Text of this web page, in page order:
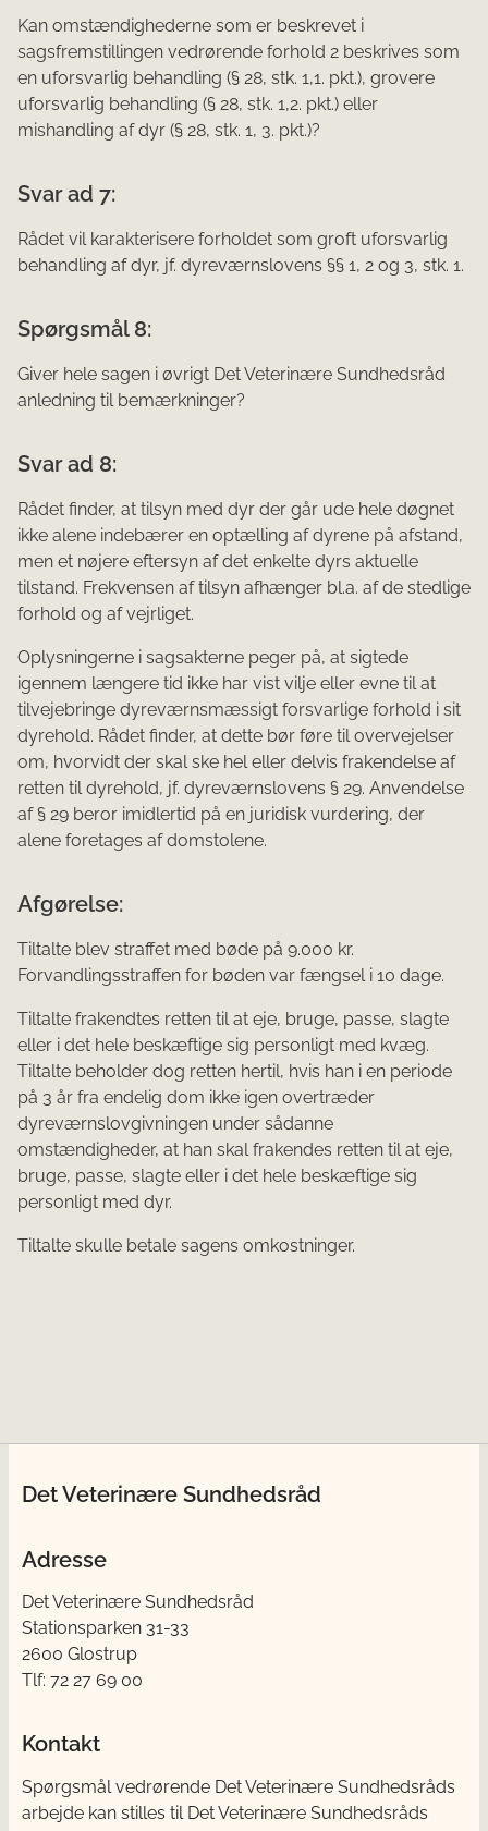
Kan omstændighederne som er beskrevet i
sagsfremstillingen vedrørende forhold 2 beskrives som
en uforsvarlig behandling (§ 28, stk. 1,1. pkt.), grovere
uforsvarlig behandling (§ 28, stk. 1,2. pkt.) eller
mishandling af dyr (§ 28, stk. 1, 3. pkt.)?
Svar ad 7:
Rådet vil karakterisere forholdet som groft uforsvarlig
behandling af dyr, jf. dyreværnslovens §§ 1, 2 og 3, stk. 1.
Spørgsmål 8:
Giver hele sagen i øvrigt Det Veterinære Sundhedsråd
anledning til bemærkninger?
Svar ad 8:
Rådet finder, at tilsyn med dyr der går ude hele døgnet
ikke alene indebærer en optælling af dyrene på afstand,
men et nøjere eftersyn af det enkelte dyrs aktuelle
tilstand. Frekvensen af tilsyn afhænger bl.a. af de stedlige
forhold og af vejrliget.
Oplysningerne i sagsakterne peger på, at sigtede
igennem længere tid ikke har vist vilje eller evne til at
tilvejebringe dyreværnsmæssigt forsvarlige forhold i sit
dyrehold. Rådet finder, at dette bør føre til overvejelser
om, hvorvidt der skal ske hel eller delvis frakendelse af
retten til dyrehold, jf. dyreværnslovens § 29. Anvendelse
af § 29 beror imidlertid på en juridisk vurdering, der
alene foretages af domstolene.
Afgørelse:
Tiltalte blev straffet med bøde på 9.000 kr.
Forvandlingsstraffen for bøden var fængsel i 10 dage.
Tiltalte frakendtes retten til at eje, bruge, passe, slagte
eller i det hele beskæftige sig personligt med kvæg.
Tiltalte beholder dog retten hertil, hvis han i en periode
på 3 år fra endelig dom ikke igen overtræder
dyreværnslovgivningen under sådanne
omstændigheder, at han skal frakendes retten til at eje,
bruge, passe, slagte eller i det hele beskæftige sig
personligt med dyr.
Tiltalte skulle betale sagens omkostninger.
Det Veterinære Sundhedsråd
Adresse
Det Veterinære Sundhedsråd
Stationsparken 31-33
2600 Glostrup
Tlf: 72 27 69 00
Kontakt
Spørgsmål vedrørende Det Veterinære Sundhedsråds
arbejde kan stilles til Det Veterinære Sundhedsråds